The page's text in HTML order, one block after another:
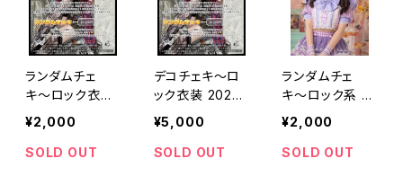
ランダムチェ
キ〜ロック衣装
2026 ver.～【坂
井 真彩】
¥2,000
SOLD OUT
デコチェキ〜ロ
ック衣装 2026
ver.～【坂井 真
彩】
¥5,000
SOLD OUT
ランダムチェ
キ〜ロック系 2
026 ver.～【櫻
井 さり】
¥2,000
SOLD OUT